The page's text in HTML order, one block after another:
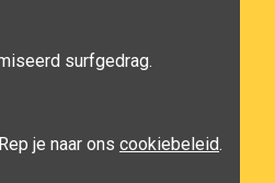
surfgedrag.
je naar ons cookiebeleid.